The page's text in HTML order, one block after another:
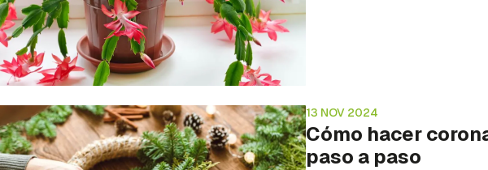
13 NOV 2024
Cómo hacer
paso a paso